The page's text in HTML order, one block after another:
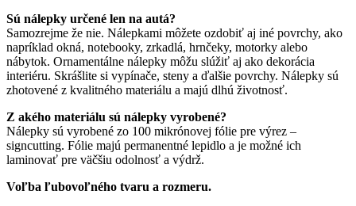
Sú nálepky určené len na autá?
Samozrejme že nie. Nálepkami môžete ozdobiť aj iné povrchy, ako
napríklad okná, notebooky, zrkadlá, hrnčeky, motorky alebo
nábytok. Ornamentálne nálepky môžu slúžiť aj ako dekorácia
interiéru. Skrášlite si vypínače, steny a ďalšie povrchy. Nálepky sú
zhotovené z kvalitného materiálu a majú dlhú životnosť.
Z akého materiálu sú nálepky vyrobené?
Nálepky sú vyrobené zo 100 mikrónovej fólie pre výrez –
signcutting. Fólie majú permanentné lepidlo a je možné ich
laminovať pre väčšiu odolnosť a výdrž.
Voľba ľubovoľného tvaru a rozmeru.